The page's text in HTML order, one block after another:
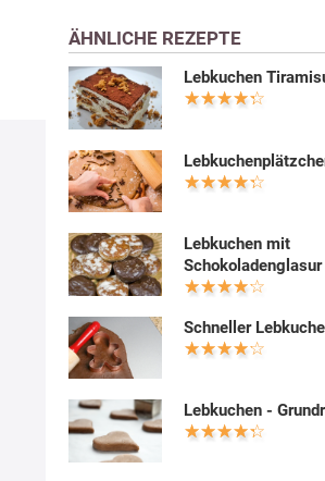
ÄHNLICHE REZEPTE
Lebkuchen
Lebkuchen mit
Schokoladenglasur
Schneller
Lebkuchen -